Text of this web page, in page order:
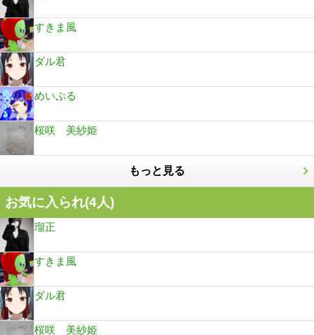
すきま風
ダル君
めいぷる
桜咲 美紗姫
もっと見る
お気に入られ(4人)
瑠正
すきま風
ダル君
桜咲 美紗姫